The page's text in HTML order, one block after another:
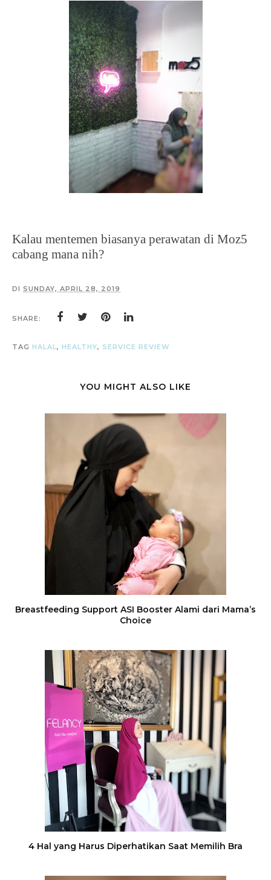
Kalau mentemen biasanya perawatan di Moz5
cabang mana nih?
DI SUNDAY, APRIL 28, 2019
SHARE:
TAG HALAL, HEALTHY, SERVICE REVIEW
YOU MIGHT ALSO LIKE
Breastfeeding Support ASI Booster Alami dari Mama’s
Choice
4 Hal yang Harus Diperhatikan Saat Memilih Bra